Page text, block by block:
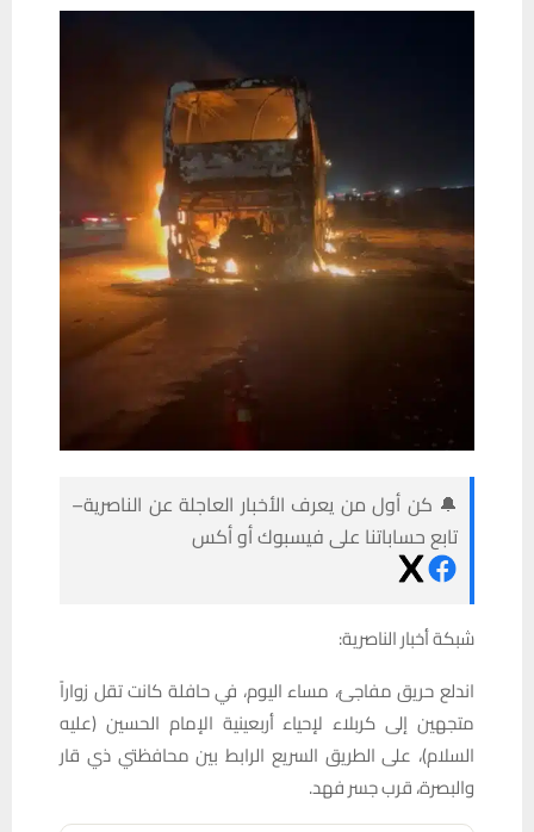
🔔 كن أول من يعرف الأخبار العاجلة عن الناصرية–
تابع حساباتنا على فيسبوك أو أكس
شبكة أخبار الناصرية:
اندلع حريق مفاجئ، مساء اليوم، في حافلة كانت تقل زواراً
متجهين إلى كربلاء لإحياء أربعينية الإمام الحسين (عليه
السلام)، على الطريق السريع الرابط بين محافظتي ذي قار
والبصرة، قرب جسر فهد.